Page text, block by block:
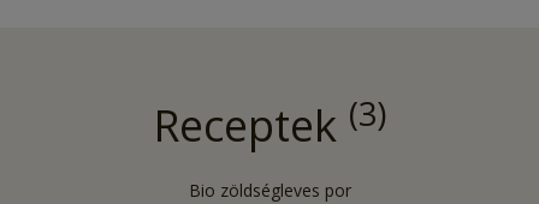
Receptek 3
Bio zöldségleves por